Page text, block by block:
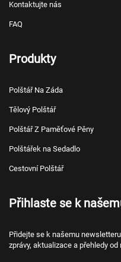
Kontaktujte nás
FAQ
Produkty
Polštář Na Záda
Tělový Polštář
Polštář Z Paměťové Pěny
Polštářek na Sedadlo
Cestovní Polštář
Přihlaste se k
Přidejte se k našemu
zprávy, aktualizace a přehledy